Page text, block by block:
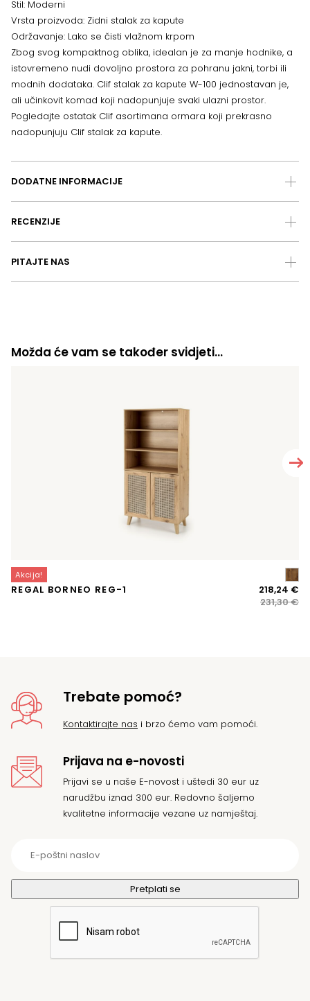
Stil: Moderni
Vrsta proizvoda: Zidni stalak za kapute
Održavanje: Lako se čisti vlažnom krpom
Zbog svog kompaktnog oblika, idealan je za manje hodnike, a
istovremeno nudi dovoljno prostora za pohranu jakni, torbi ili
modnih dodataka. Clif stalak za kapute W-100 jednostavan je,
ali učinkovit komad koji nadopunjuje svaki ulazni prostor.
Pogledajte ostatak Clif asortimana ormara koji prekrasno
nadopunjuju Clif stalak za kapute.
DODATNE INFORMACIJE
RECENZIJE
PITAJTE NAS
Možda će vam se također svidjeti…
Akcija!
REGAL BORNEO REG-1
231,30€
218,24 €
Trebate pomoć?
Kontaktirajte nas i brzo ćemo vam pomoći.
Prijava na e-novosti
Prijavi se u naše E-novost i uštedi 30 eur uz
narudžbu iznad 300 eur. Redovno šaljemo
kvalitetne informacije vezane uz namještaj.